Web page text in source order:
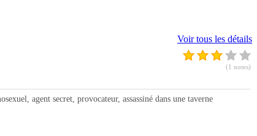
Voir tous les détails
(1 notes)
agent secret, provocateur, assassiné dans une taverne